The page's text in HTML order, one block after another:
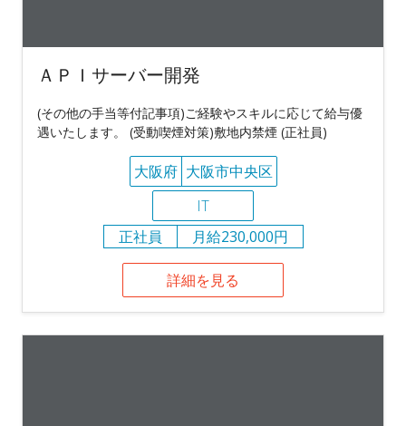
ＡＰＩサーバー開発
(その他の手当等付記事項)ご経験やスキルに応じて給与優
遇いたします。 (受動喫煙対策)敷地内禁煙 (正社員)
大阪府 大阪市中央区
IT
正社員
月給230,000円
詳細を見る